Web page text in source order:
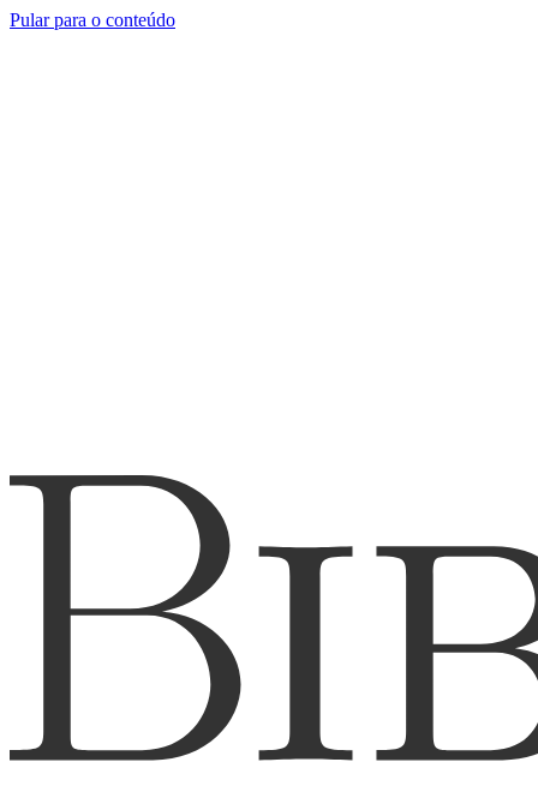
Pular para o conteúdo